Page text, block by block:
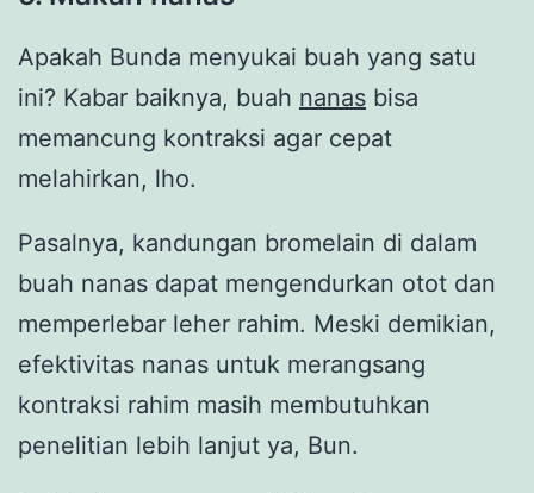
Apakah Bunda menyukai buah yang satu
ini? Kabar baiknya, buah nanas bisa
memancung kontraksi agar cepat
melahirkan, lho.
Pasalnya, kandungan bromelain di dalam
buah nanas dapat mengendurkan otot dan
memperlebar leher rahim. Meski demikian,
efektivitas nanas untuk merangsang
kontraksi rahim masih membutuhkan
penelitian lebih lanjut ya, Bun.